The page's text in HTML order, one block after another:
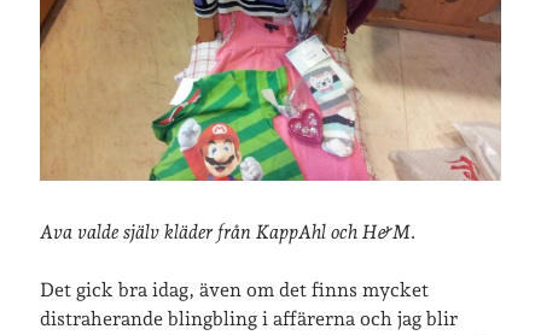
Vandring mellan Ösmo och Segersäng i sommarväder
Just nu läser jag
Ava valde själv kläder från KappAhl och H&M.
Det gick bra idag, även om det finns mycket
distraherande blingbling i affärerna och jag blir